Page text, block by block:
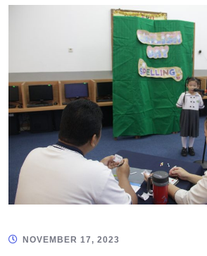
NOVEMBER 17, 2023